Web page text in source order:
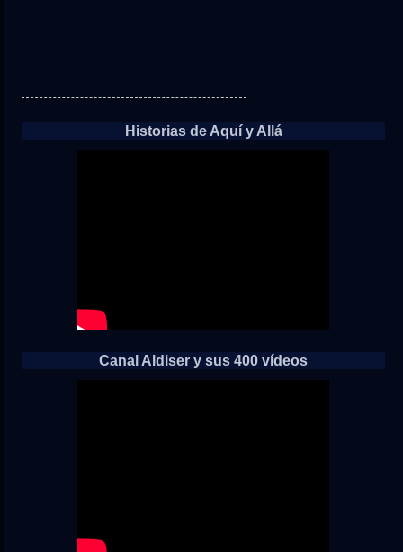
Historias de Aquí y Allá
Canal Aldiser y sus 400 vídeos